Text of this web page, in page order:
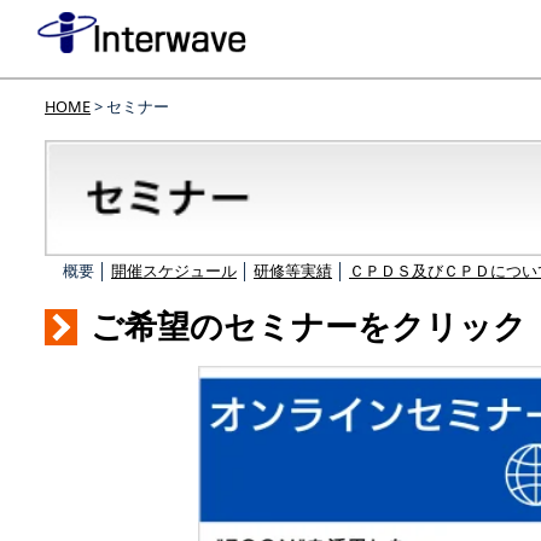
HOME> セミナー
概要 │ 開催スケジュール 研修等実績 ＣＰＤＳ及びＣＰＤにつ
ご希望のセミナーをクリック